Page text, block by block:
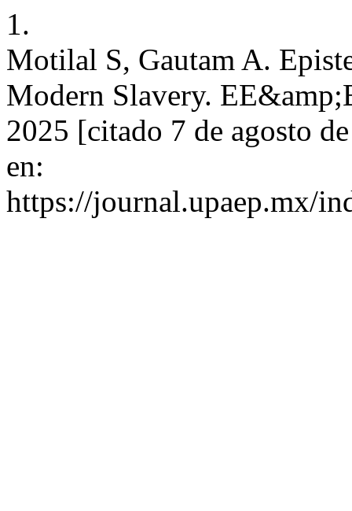
1.
Motilal S, Gautam A.
Modern Slavery.
2025 [citado 7 de agosto
en:
https://journal.upaep.mx/